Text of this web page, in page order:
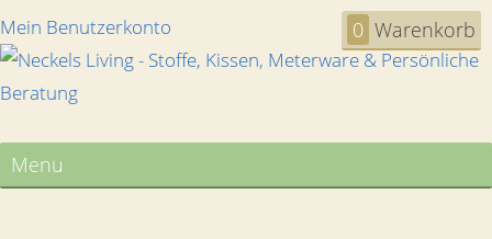
Mein Benutzerkonto 0 Warenkorb
Menu